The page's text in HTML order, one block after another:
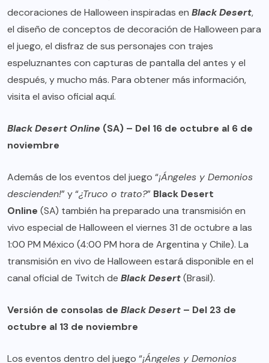
decoraciones de Halloween inspiradas en Black Desert,
el diseño de conceptos de decoración de Halloween para
el juego, el disfraz de sus personajes con trajes
espeluznantes con capturas de pantalla del antes y el
después, y mucho más. Para obtener más información,
visita el aviso oficial aquí.
Black Desert Online (SA) – Del 16 de octubre al 6 de
noviembre
Además de los eventos del juego “¡Ángeles y Demonios
descienden!” y “¿Truco o trato?” Black Desert
Online (SA) también ha preparado una transmisión en
vivo especial de Halloween el viernes 31 de octubre a las
1:00 PM México (4:00 PM hora de Argentina y Chile). La
transmisión en vivo de Halloween estará disponible en el
canal oficial de Twitch de Black Desert(Brasil).
Versión de consolas de Black Desert – Del 23 de
octubre al 13 de noviembre
Los eventos dentro del juego “¡Ángeles y Demonios